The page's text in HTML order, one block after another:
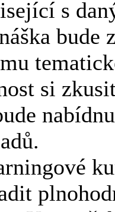
s
si